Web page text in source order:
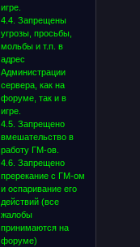
игре.
4.4. Запрещены
угрозы, просьбы,
мольбы и т.п. в
адрес
Администрации
сервера, как на
форуме, так и в
игре.
4.5. Запрещено
вмешательство в
работу ГМ-ов.
4.6. Запрещено
пререкание с ГМ-ом
и оспаривание его
действий (все
жалобы
принимаются на
форуме)